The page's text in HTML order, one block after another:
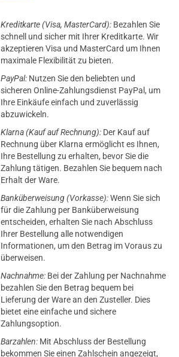
Kreditkarte (Visa, MasterCard): Bezahlen Sie
schnell und sicher mit Ihrer Kreditkarte. Wir
akzeptieren Visa und MasterCard um Ihnen
maximale Flexibilität zu bieten.
PayPal: Nutzen Sie den beliebten und
sicheren Online-Zahlungsdienst PayPal, um
Ihre Einkäufe einfach und zuverlässig
abzuwickeln.
Klarna (Kauf auf Rechnung): Der Kauf auf
Rechnung über Klarna ermöglicht es Ihnen,
Ihre Bestellung zu erhalten, bevor Sie die
Zahlung tätigen. Bezahlen Sie bequem nach
Erhalt der Ware.
Banküberweisung (Vorkasse):Wenn Sie sich
für die Zahlung per Banküberweisung
entscheiden, erhalten Sie nach Abschluss
Ihrer Bestellung alle notwendigen
Informationen, um den Betrag im Voraus zu
überweisen.
Nachnahme: Bei der Zahlung per Nachnahme
bezahlen Sie den Betrag bequem bei
Lieferung der Ware an den Zusteller. Dies
bietet eine einfache und sichere
Zahlungsoption.
Barzahlen: Mit Abschluss der Bestellung
bekommen Sie einen Zahlschein angezeigt,